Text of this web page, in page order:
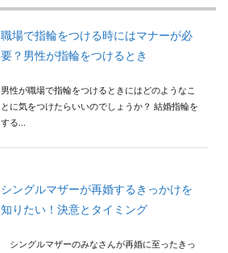
職場で指輪をつける時にはマナーが必
要？男性が指輪をつけるとき
男性が職場で指輪をつけるときにはどのようなこ
とに気をつけたらいいのでしょうか？ 結婚指輪を
する...
シングルマザーが再婚するきっかけを
知りたい！決意とタイミング
シングルマザーのみなさんが再婚に至ったきっ